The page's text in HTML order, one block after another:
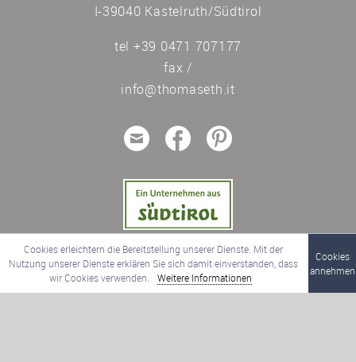
Cookies
annehmen
Cookies erleichtern die Bereitstellung unserer Dienste. Mit der
Nutzung unserer Dienste erklären Sie sich damit einverstanden, dass
wir Cookies verwenden.
Weitere Informationen
I-39040 Kastelruth/Südtirol
tel +39 0471 707177
fax /
info@thomaseth.it